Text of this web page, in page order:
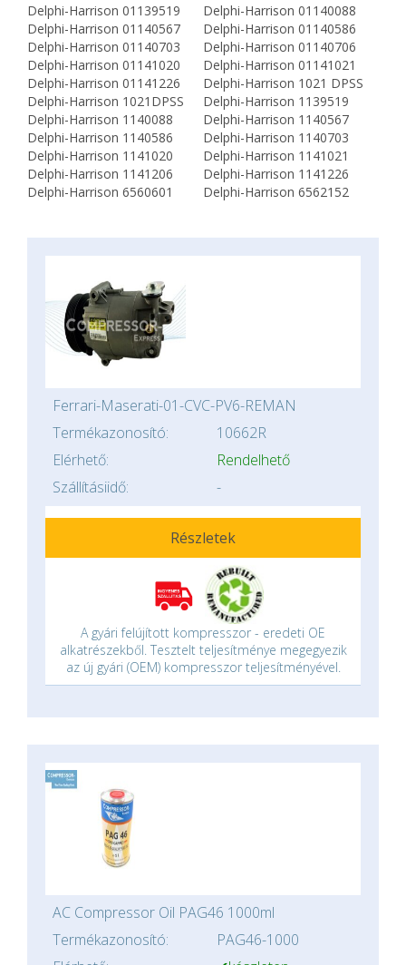
Delphi-Harrison 01139519
Delphi-Harrison 01140088
Delphi-Harrison 01140567
Delphi-Harrison 01140586
Delphi-Harrison 01140703
Delphi-Harrison 01140706
Delphi-Harrison 01141020
Delphi-Harrison 01141021
Delphi-Harrison 01141226
Delphi-Harrison 1021 DPSS
Delphi-Harrison 1021DPSS
Delphi-Harrison 1139519
Delphi-Harrison 1140088
Delphi-Harrison 1140567
Delphi-Harrison 1140586
Delphi-Harrison 1140703
Delphi-Harrison 1141020
Delphi-Harrison 1141021
Delphi-Harrison 1141206
Delphi-Harrison 1141226
Delphi-Harrison 6560601
Delphi-Harrison 6562152
Ferrari-Maserati-01-CVC-PV6-REMAN
Termékazonosító:
10662R
Elérhető:
Rendelhető
Szállításiidő:
-
Részletek
A gyári felújított kompresszor - eredeti OE
alkatrészekből. Tesztelt teljesítménye megegyezik
az új gyári (OEM) kompresszor teljesítményével.
AC Compressor Oil PAG46 1000ml
Termékazonosító:
PAG46-1000